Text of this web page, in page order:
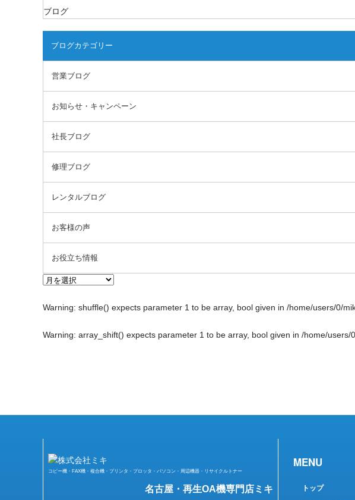
ブログ
ブログカテゴリー
営業ブログ
お知らせ・キャンペーン
社長ブログ
修理ブログ
レンタルブログ
お客様の声
お役立ち情報
Warning: shuffle() expects parameter 1 to be array, bool given in /home/users/0/
Warning: array_shift() expects parameter 1 to be array, bool given in /home/users/
コピー機・FAX機・複合機・プリンタ・プロッタ・パソコン・周辺機器・リサイクルトナー
名古屋・再生OA機専門店ミキ
MENU
トップ